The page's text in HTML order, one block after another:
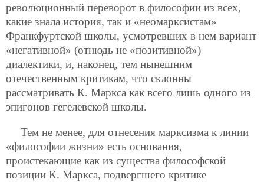
революционный переворот в философии из всех,
какие знала история, так и «неомарксистам»
Франкфуртской школы, усмотревших в нем вариант
«негативной» (отнюдь не «позитивной»)
диалектики, и, наконец, тем нынешним
отечественным критикам, что склонны
рассматривать К. Маркса как всего лишь одного из
эпигонов гегелевской школы.
Тем не менее, для отнесения марксизма к линии
«философии жизни» есть основания,
проистекающие как из существа философской
позиции К. Маркса, подвергшего критике